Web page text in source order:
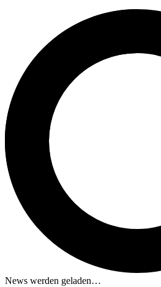
News werden geladen…